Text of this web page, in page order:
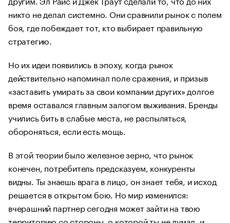
никто не делал системно. Они сравнили рынок с полем
боя, где побеждает тот, кто выбирает правильную
стратегию.
Но их идеи появились в эпоху, когда рынок
действительно напоминал поле сражения, и призыв
«заставить умирать за свои компании других» долгое
время оставался главным залогом выживания. Бренды
учились бить в слабые места, не распыляться,
обороняться, если есть мощь.
В этой теории было железное зерно, что рынок
конечен, потребитель предсказуем, конкуренты
видны. Ты знаешь врага в лицо, он знает тебя, и исход
решается в открытом бою. Но мир изменился:
вчерашний партнер сегодня может зайти на твою